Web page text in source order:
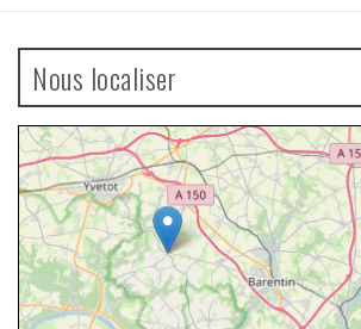
Nous localiser